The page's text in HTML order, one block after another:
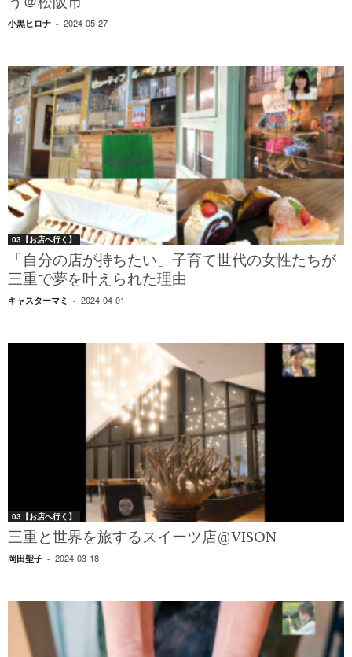
小黒ヒロナ - 2024-05-27
03【お店へ行く】
「自分の店が持ちたい」子育て世代の女性たちが
三重で夢を叶えられた理由
キャスターマミ - 2024-04-01
03【お店へ行く】
三重と世界を旅するスイーツ店@VISON
岡田聖子 - 2024-03-18